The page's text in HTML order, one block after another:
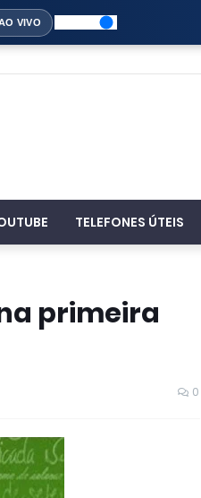
VIVO
TELEFONES ÚTEIS
primeira
0